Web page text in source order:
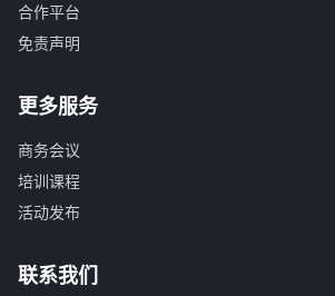
合作平台
免责声明
更多服务
商务会议
培训课程
活动发布
联系我们